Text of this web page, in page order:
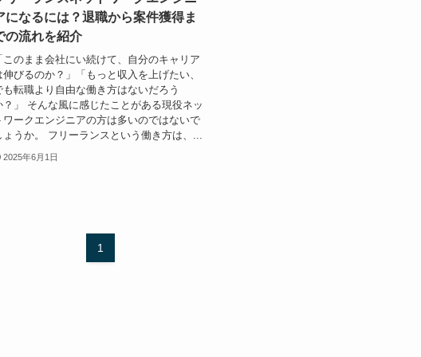
になるには？退職から案件獲得ま
の流れを紹介
このまま会社にい続けて、自分のキャリア
伸びるのか？」「もっと収入を上げたい、
も転職より自由な働き方はないだろう
？」 そんな風に感じたことがある現役ネッ
ワークエンジニアの方は多いのではないで
ょうか。 フリーランスという働き方は、...
2025年6月1日
1